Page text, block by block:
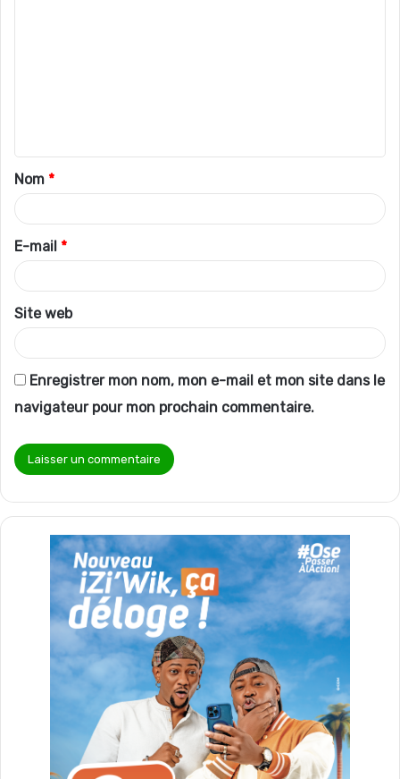
t
a
i
r
e
*
Nom *
E-mail *
Site web
Enregistrer mon nom, mon e-mail et mon site dans le
navigateur pour mon prochain commentaire.